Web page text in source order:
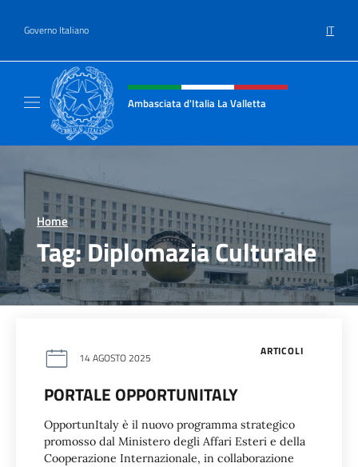
Governo Italiano IT
Intestazione sito, social e menù
Ambasciata d'Italia La Valletta
Home >
Tag:Diplomazia Culturale
ARTICOLI
14 AGOSTO 2025
PORTALE OPPORTUNITALY
OpportunItaly è il nuovo programma strategico
promosso dal Ministero degli Affari Esteri e della
Cooperazione Internazionale, in collaborazione